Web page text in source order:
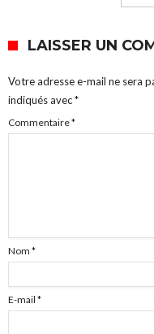
LAISSER UN
Votre adresse e-mail ne sera
indiqués avec*
Commentaire*
Nom *
E-mail *